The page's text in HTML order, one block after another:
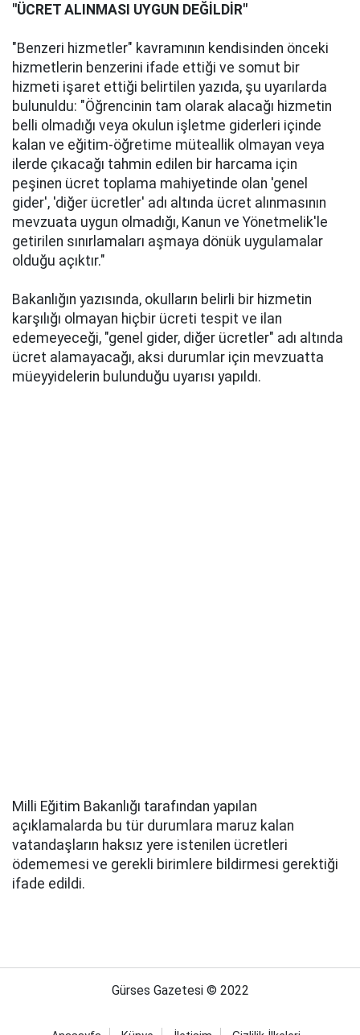
"ÜCRET ALINMASI UYGUN DEĞİLDİR"
"Benzeri hizmetler" kavramının kendisinden önceki
hizmetlerin benzerini ifade ettiği ve somut bir
hizmeti işaret ettiği belirtilen yazıda, şu uyarılarda
bulunuldu: "Öğrencinin tam olarak alacağı hizmetin
belli olmadığı veya okulun işletme giderleri içinde
kalan ve eğitim-öğretime müteallik olmayan veya
ilerde çıkacağı tahmin edilen bir harcama için
peşinen ücret toplama mahiyetinde olan 'genel
gider', 'diğer ücretler' adı altında ücret alınmasının
mevzuata uygun olmadığı, Kanun ve Yönetmelik'le
getirilen sınırlamaları aşmaya dönük uygulamalar
olduğu açıktır."
Bakanlığın yazısında, okulların belirli bir hizmetin
karşılığı olmayan hiçbir ücreti tespit ve ilan
edemeyeceği, "genel gider, diğer ücretler" adı altında
ücret alamayacağı, aksi durumlar için mevzuatta
müeyyidelerin bulunduğu uyarısı yapıldı.
Milli Eğitim Bakanlığı tarafından yapılan
açıklamalarda bu tür durumlara maruz kalan
vatandaşların haksız yere istenilen ücretleri
ödememesi ve gerekli birimlere bildirmesi gerektiği
ifade edildi.
Gürses Gazetesi © 2022